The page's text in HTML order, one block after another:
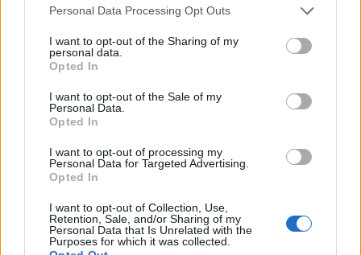
Personal Data Processing Opt Outs
I want to opt-out of the Sharing of my
personal data.
Opted In
I want to opt-out of the Sale of my
Personal Data.
Opted In
I want to opt-out of processing my
Personal Data for Targeted Advertising.
Opted In
I want to opt-out of Collection, Use,
Retention, Sale, and/or Sharing of my
Personal Data that Is Unrelated with the
Purposes for which it was collected.
Flytningen handler ikke kun om flere borde.
- Vi får kun omkring 20 ekstra siddepladser. Den
store forskel er køkkenet. Vi har manglet kapacitet
med køl, frost og arbejdsplads, og det har sat en
naturlig grænse for, hvor meget vi har kunnet
Hotellets gårdhave bliver også en del af de nye
mange familier. Derfor indfører JYSK Danmark en
ny personalegode, som giver butikkernes
medarbejdere fri med løn på dagen, hvor deres
- Vi synes, vores medarbejdere fortjener at være
med på en stor dag som barnets første skoledag.
Derfor er vi glade for at kunne imødekomme
ønsket om at være med til at give børnene en god
start på skolelivet. Vi ønsker at skabe en attraktiv
arbejdsplads og ser løbende på, hvordan vi kan
Del artikel
Kategorier
Events
Aktuelt